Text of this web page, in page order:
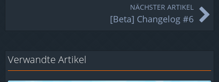
NÄCHSTER ARTIKEL
[Beta] Changelog #6
Verwandte Artikel